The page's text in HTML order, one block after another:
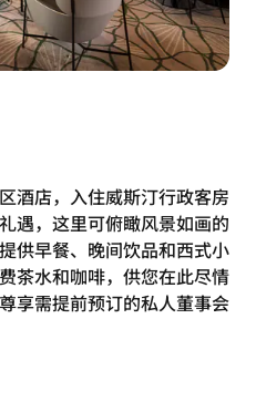
酒店，入住威斯汀行政客房
遇，这里可俯瞰风景如画的
供早餐、晚间饮品和西式小
茶水和咖啡，供您在此尽情
享需提前预订的私人董事会